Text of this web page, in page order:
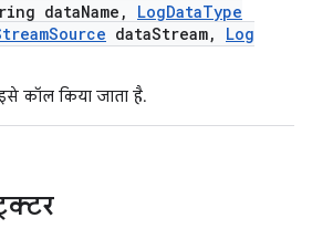
dataName , LogDataType
Source dataStream,
Log
कॉल किया जाता है.